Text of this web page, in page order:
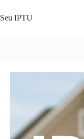
para
o
Seu IPTU